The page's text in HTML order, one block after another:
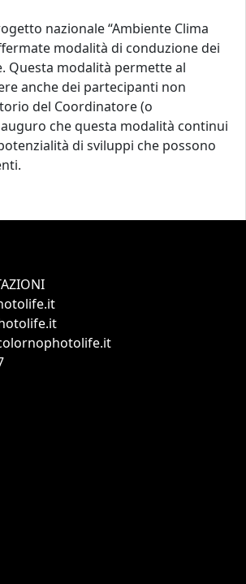
nazionale “Ambiente Clima
modalità di conduzione dei
Questa modalità permette al
anche dei partecipanti non
del Coordinatore (o
che questa modalità continui
di sviluppi che possono